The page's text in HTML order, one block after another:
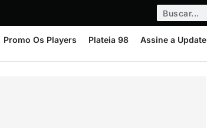
Promo Os Players Plateia 98 Assine a Update